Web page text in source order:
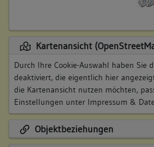
Kartenansicht
Durch Ihre Cookie-Auswahl haben Sie
deaktiviert, die eigentlich hier
die Kartenansicht nutzen möchten,
Einstellungen unter Impressum &
Objektbeziehungen